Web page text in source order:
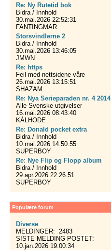
Re: Ny Rutetid bok
Bidra / Innhold
30.mai.2026 22:52:31
FANTINGMAR
Storsvindlerne 2
Bidra / Innhold
30.mai.2026 13:46:05
JMWN
Re: https
Feil med nettsidene våre
26.mai.2026 13:15:51
SHAZAM
Re: Nya Serieparaden nr. 4 2014
Alle Svenske utgivelser
16.mai.2026 08:43:40
KÅLHODE
Re: Donald pocket extra
Bidra / Innhold
10.mai.2026 14:50:55
SUPERBOY
Re: Nye Flip og Flopp album
Bidra / Innhold
29.apr.2026 22:26:51
SUPERBOY
Populære forum
Diverse
MELDINGER: 2483
SISTE MELDING POSTET:
10.jan.2026 19:00:34